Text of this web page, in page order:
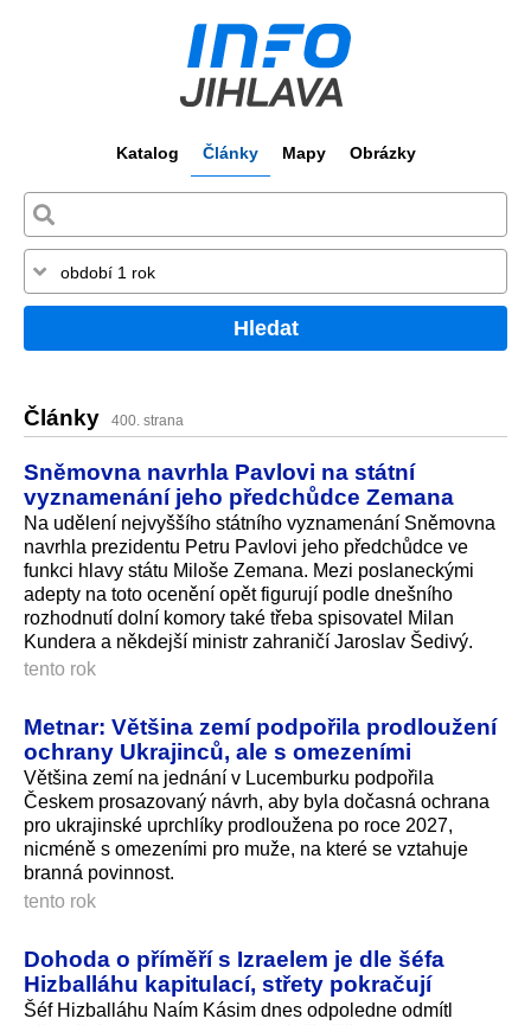
Katalog Články Mapy Obrázky
Hledat
Články 400. strana
Sněmovna navrhla Pavlovi na státní
vyznamenání jeho předchůdce Zemana
Na udělení nejvyššího státního vyznamenání Sněmovna
navrhla prezidentu Petru Pavlovi jeho předchůdce ve
funkci hlavy státu Miloše Zemana. Mezi poslaneckými
adepty na toto ocenění opět figurují podle dnešního
rozhodnutí dolní komory také třeba spisovatel Milan
Kundera a někdejší ministr zahraničí Jaroslav Šedivý.
tento rok
Metnar: Většina zemí podpořila prodloužení
ochrany Ukrajinců, ale s omezeními
Většina zemí na jednání v Lucemburku podpořila
Českem prosazovaný návrh, aby byla dočasná ochrana
pro ukrajinské uprchlíky prodloužena po roce 2027,
nicméně s omezeními pro muže, na které se vztahuje
branná povinnost.
tento rok
Dohoda o příměří s Izraelem je dle šéfa
Hizballáhu kapitulací, střety pokračují
Šéf Hizballáhu Naím Kásim dnes odpoledne odmítl